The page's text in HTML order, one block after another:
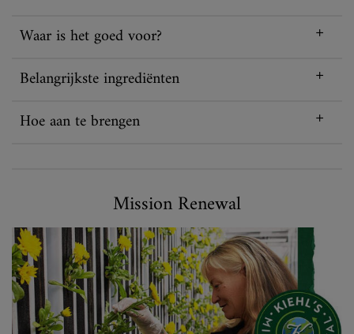
Waar is het goed voor?
Belangrijkste ingrediënten
Hoe aan te brengen
Mission Renewal